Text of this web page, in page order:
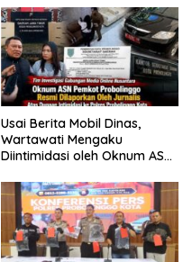
Usai Berita Mobil Dinas,
Wartawati Mengaku
Diintimidasi oleh Oknum ASN
Tempuh Jalur Hukum